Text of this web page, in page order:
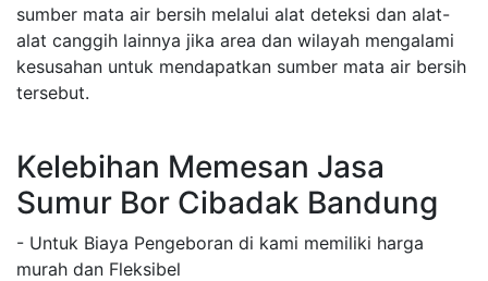
sumber mata air bersih melalui alat deteksi dan alat-
alat canggih lainnya jika area dan wilayah mengalami
kesusahan untuk mendapatkan sumber mata air bersih
tersebut.
Kelebihan Memesan Jasa
Sumur Bor Cibadak Bandung
- Untuk Biaya Pengeboran di kami memiliki harga
murah dan Fleksibel